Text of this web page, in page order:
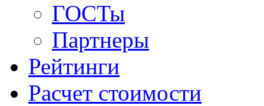
ГОСТы
Партнеры
Рейтинги
Расчет стоимости